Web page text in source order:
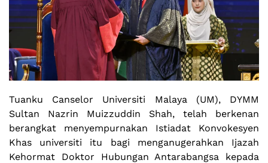
Tuanku Canselor Universiti Malaya (UM), DYMM
Sultan Nazrin Muizzuddin Shah, telah berkenan
berangkat menyempurnakan Istiadat Konvokesyen
Khas universiti itu bagi menganugerahkan Ijazah
Kehormat Doktor Hubungan Antarabangsa kepada